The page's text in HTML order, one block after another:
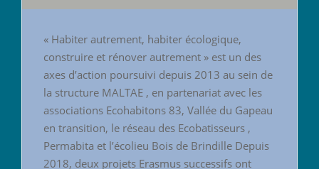
« Habiter autrement, habiter écologique,
construire et rénover autrement » est un des
axes d’action poursuivi depuis 2013 au sein de
la structure MALTAE , en partenariat avec les
associations Ecohabitons 83, Vallée du Gapeau
en transition, le réseau des Ecobatisseurs ,
Permabita et l’écolieu Bois de Brindille Depuis
2018, deux projets Erasmus successifs ont